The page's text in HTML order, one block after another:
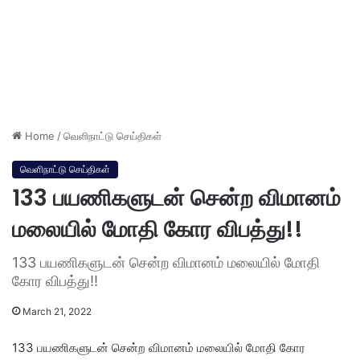
Home /வெளிநாட்டு செய்திகள்
வெளிநாட்டு செய்திகள்
133 பயணிகளுடன் சென்ற விமானம்
மலையில் மோதி கோர விபத்து!!
133 பயணிகளுடன் சென்ற விமானம் மலையில் மோதி
கோர விபத்து!!
March 21, 2022
133 பயணிகளுடன் சென்ற விமானம் மலையில் மோதி கோர